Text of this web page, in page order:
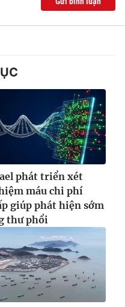
nếu không có sự chấp
khi phát hành lại
phát triển xét
máu chi phí
giúp phát hiện sớm
thư phổi